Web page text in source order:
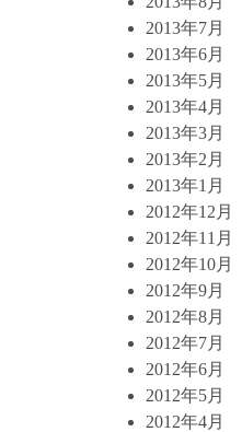
2013年7月
2013年6月
2013年5月
2013年4月
2013年3月
2013年2月
2013年1月
2012年12月
2012年11月
2012年10月
2012年9月
2012年8月
2012年7月
2012年6月
2012年5月
2012年4月